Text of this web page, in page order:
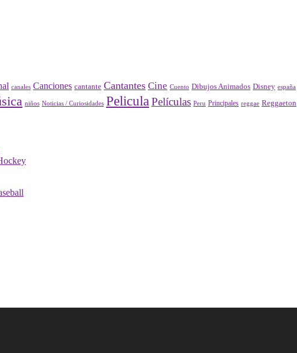
canales Canciones cantante Cantantes Cine Cuento Dibujos Animados Disney españa
niños Noticias / Curiosidades PeliculaPelículas Peru Principales reggae Reggaeton